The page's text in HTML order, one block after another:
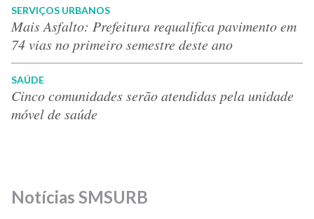
SERVIÇOS URBANOS
Mais Asfalto: Prefeitura requalifica pavimento em
74 vias no primeiro semestre deste ano
SAÚDE
Cinco comunidades serão atendidas pela unidade
móvel de saúde
Notícias SMSURB